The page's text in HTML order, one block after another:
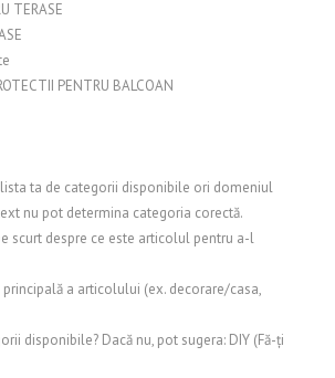
TERASE
PENTRU BALCOAN
ta de categorii disponibile ori domeniul
nu pot determina categoria corectă.
scurt despre ce este articolul pentru a-l
a articolului (ex. decorare/casa,
disponibile? Dacă nu, pot sugera: DIY (Fă-ți